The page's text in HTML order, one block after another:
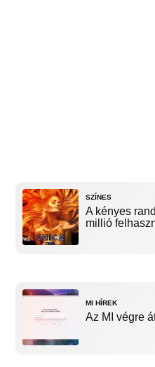
SZÍNES
A kényes
millió
MI HÍREK
Az MI végre